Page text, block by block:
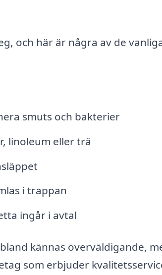
och här är några av de
smuts och bakterier
linoleum eller trä
i trappan
ingår i avtal
kännas överväldigande,
som erbjuder